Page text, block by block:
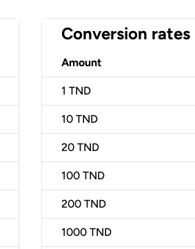
Conversion rates
Amount
1 TND
10 TND
20 TND
100 TND
200 TND
1000 TND